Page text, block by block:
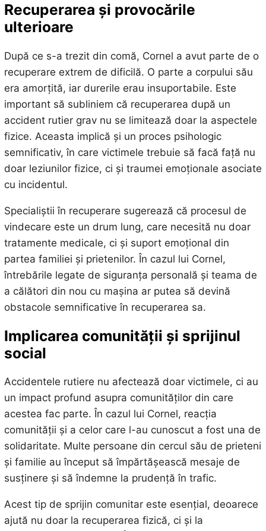
Recuperarea și provocările
ulterioare
După ce s-a trezit din comă, Cornel a avut parte de o
recuperare extrem de dificilă. O parte a corpului său
era amorțită, iar durerile erau insuportabile. Este
important să subliniem că recuperarea după un
accident rutier grav nu se limitează doar la aspectele
fizice. Aceasta implică și un proces psihologic
semnificativ, în care victimele trebuie să facă față nu
doar leziunilor fizice, ci și traumei emoționale asociate
cu incidentul.
Specialiștii în recuperare sugerează că procesul de
vindecare este un drum lung, care necesită nu doar
tratamente medicale, ci și suport emoțional din
partea familiei și prietenilor. În cazul lui Cornel,
întrebările legate de siguranța personală și teama de
a călători din nou cu mașina ar putea să devină
obstacole semnificative în recuperarea sa.
Implicarea comunității și sprijinul
social
Accidentele rutiere nu afectează doar victimele, ci au
un impact profund asupra comunităților din care
acestea fac parte. În cazul lui Cornel, reacția
comunității și a celor care l-au cunoscut a fost una de
solidaritate. Multe persoane din cercul său de prieteni
și familie au început să împărtășească mesaje de
susținere și să îndemne la prudență în trafic.
Acest tip de sprijin comunitar este esențial, deoarece
ajută nu doar la recuperarea fizică, ci și la